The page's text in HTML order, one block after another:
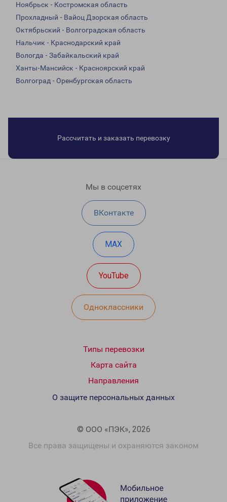
Ноябрьск - Костромская область
Прохладный - Вайоц Дзорская область
Октябрьский - Волгоградская область
Нальчик - Краснодарский край
Вологда - Забайкальский край
Ханты-Мансийск - Красноярский край
Волгоград - Оренбургская область
Рассчитать и заказать перевозку
Мы в соцсетях
ВКонтакте
MAX
YouTube
Одноклассники
Типы перевозки
Карта сайта
Направления
© ООО «ПЭК», 2026
Все права защищены и охраняются законом
О защите персональных данных